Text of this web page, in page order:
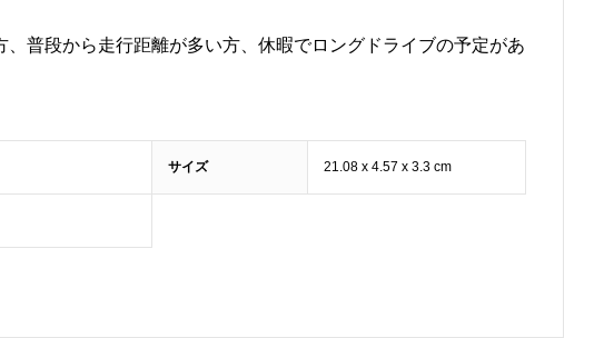
、普段から走行距離が多い方、休暇でロングドライブの予定があ
サイズ ‎‎‎‎21.08 x 4.57 x 3.3 cm